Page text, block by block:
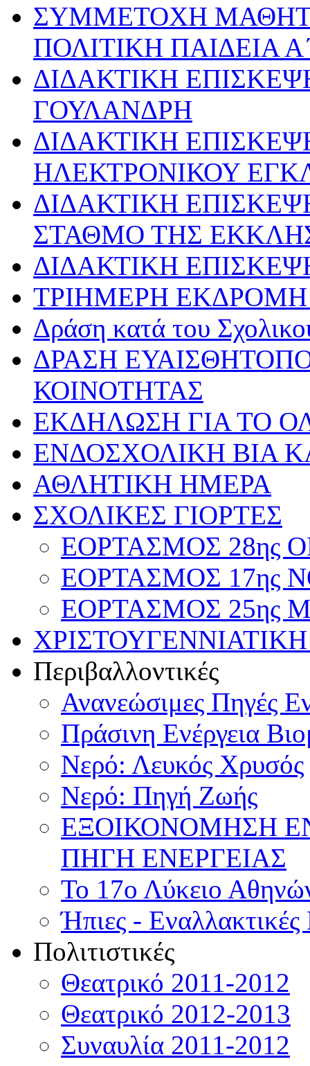
ΣΥΜΜΕΤΟΧΗ
ΠΟΛΙΤΙΚΗ ΠΑΙΔΕΙΑ
ΔΙΔΑΚΤΙΚΗ
ΓΟΥΛΑΝΔΡΗ
ΔΙΔΑΚΤΙΚΗ
ΗΛΕΚΤΡΟΝΙΚΟΥ
ΔΙΔΑΚΤΙΚΗ
ΣΤΑΘΜΟ ΤΗΣ
ΔΙΔΑΚΤΙΚΗ
ΤΡΙΗΜΕΡΗ ΕΚΔΡΟΜΗ
Δράση κατά του
ΔΡΑΣΗ
ΚΟΙΝΟΤΗΤΑΣ
ΕΚΔΗΛΩΣΗ ΓΙΑ ΤΟ
ΕΝΔΟΣΧΟΛΙΚΗ ΒΙΑ
ΑΘΛΗΤΙΚΗ ΗΜΕΡΑ
ΣΧΟΛΙΚΕΣ ΓΙΟΡΤΕΣ
ΕΟΡΤΑΣΜΟΣ 28ης
ΕΟΡΤΑΣΜΟΣ 17ης
ΕΟΡΤΑΣΜΟΣ 25ης
Περιβαλλοντικές
Ανανεώσιμες Πηγές
Πράσινη Ενέργεια
Νερό: Λευκός Χρυσός
Νερό: Πηγή Ζωής
ΕΞΟΙΚΟΝΟΜΗΣΗ
ΠΗΓΗ ΕΝΕΡΓΕΙΑΣ
Το 17ο Λύκειο
Ήπιες -
Πολιτιστικές
Θεατρικό 2011-2012
Θεατρικό 2012-2013
Συναυλία 2011-2012